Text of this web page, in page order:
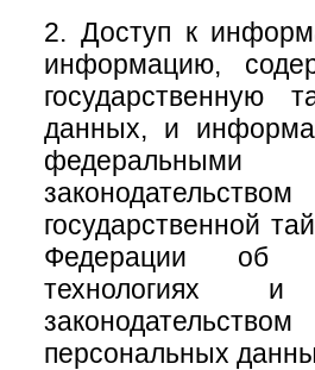
2. Доступ к
информацию,
государственную
данных, и
государственной
Федерации об
технологиях
персональных